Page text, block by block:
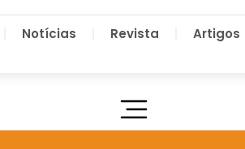
Notícias Revista Artigos